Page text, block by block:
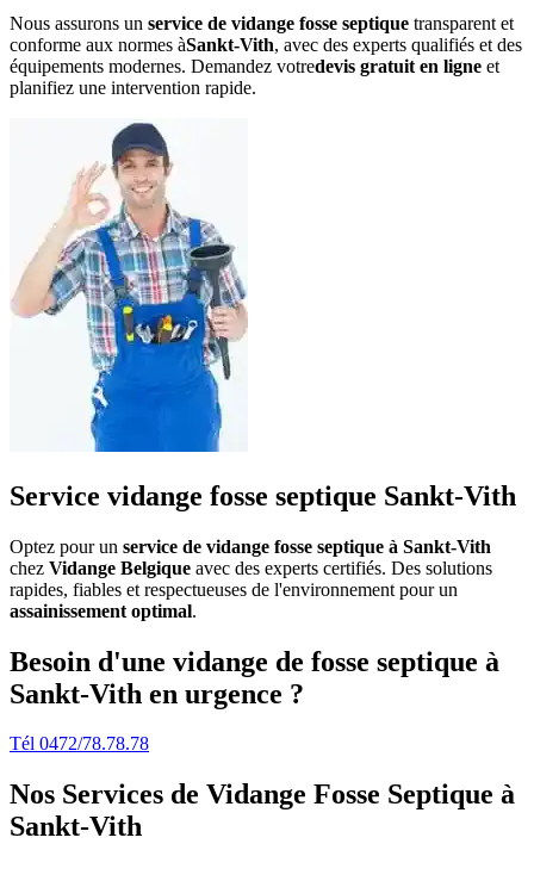
Nous assurons un service de vidange fosse septique transparent et
conforme aux normes àSankt-Vith, avec des experts qualifiés et des
équipements modernes. Demandez votredevis gratuit en ligne et
planifiez une intervention rapide.
Service vidange fosse septique Sankt-Vith
Optez pour un service de vidange fosse septique à Sankt-Vith
chez Vidange Belgique avec des experts certifiés. Des solutions
rapides, fiables et respectueuses de l'environnement pour un
assainissement optimal.
Besoin d'une vidange de fosse septique à
Sankt-Vith en urgence ?
Tél 0472/78.78.78
Nos Services de Vidange Fosse Septique à
Sankt-Vith